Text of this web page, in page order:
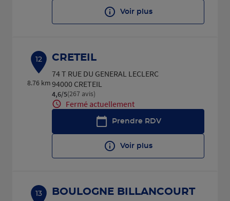
Voir plus
12
8.76 km
CRETEIL
74 T RUE DU GENERAL LECLERC
94000 CRETEIL
4,6/5Note de 4.6 sur 5
(267 avis)
Fermé actuellement
Prendre RDV
Voir plus
13
BOULOGNE BILLANCOURT